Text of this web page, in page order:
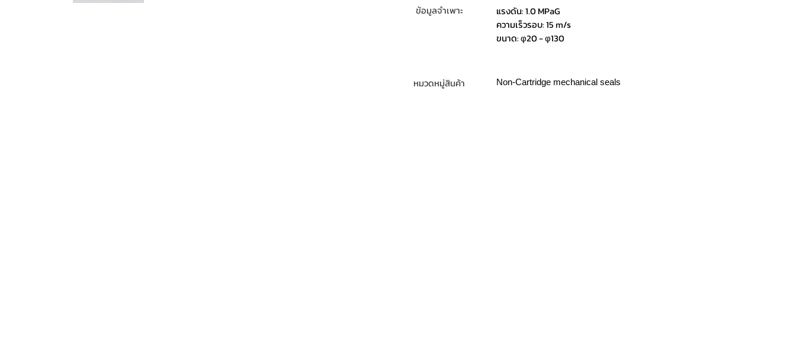
ข้อมูลจำเพาะ
แรงดัน: 1.0 MPaG
ความเร็วรอบ: 15 m/s
ขนาด: φ20 - φ130
หมวดหมู่สินค้า Non-Cartridge mechanical seals